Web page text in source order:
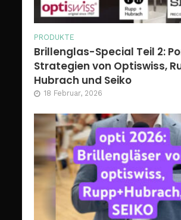
PRODUKTE
Brillenglas-Special Teil 2:
Strategien von Optiswiss,
Hubrach und Seiko
18 Februar, 2026